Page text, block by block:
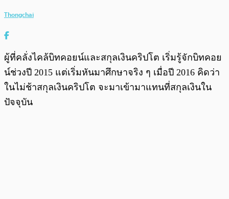
Thongchai
ผู้ที่คลั่งไคล้บิทคอยน์และสกุลเงินคริปโต เริ่มรู้จักบิทคอย
น์ช่วงปี 2015 แต่เริ่มหันมาศึกษาจริง ๆ เมื่อปี 2016 คิดว่า
ในไม่ช้าสกุลเงินคริปโต จะมาเข้ามาแทนที่สกุลเงินใน
ปัจจุบัน